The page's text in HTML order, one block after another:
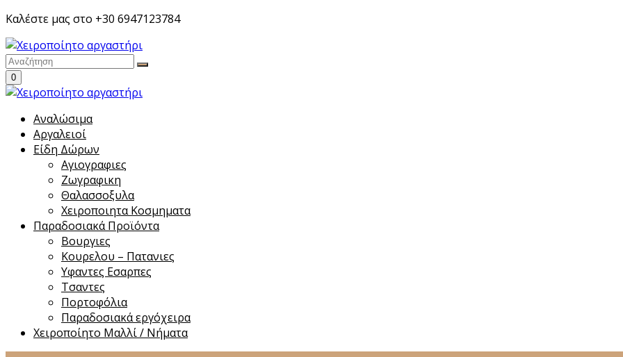
Skip
content
Καλέστε μας στο +30 6947123784
0
Αναλώσιμα
Αργαλειοί
Είδη Δώρων
Αγιογραφιες
Ζωγραφικη
Θαλασσοξυλα
Χειροποιητα Κοσμηματα
Παραδοσιακά Προϊόντα
Βουργιες
Κουρελου – Πατανιες
Υφαντες Εσαρπες
Τσαντες
Πορτοφόλια
Παραδοσιακά εργόχειρα
Χειροποίητο Μαλλί / Νήματα